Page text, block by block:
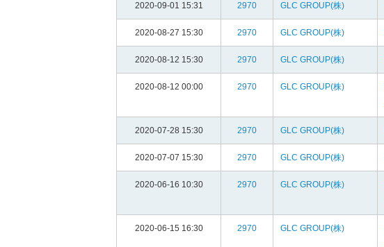
2020-09-01 15:31 2970 GLC GROUP(株)
2020-08-27 15:30 2970 GLC GROUP(株)
2020-08-12 15:30 2970 GLC GROUP(株)
2020-08-12 00:00 2970 GLC GROUP(株)
2020-07-28 15:30 2970 GLC GROUP(株)
2020-07-07 15:30 2970 GLC GROUP(株)
2020-06-16 10:30 2970 GLC GROUP(株)
2020-06-15 16:30 2970 GLC GROUP(株)